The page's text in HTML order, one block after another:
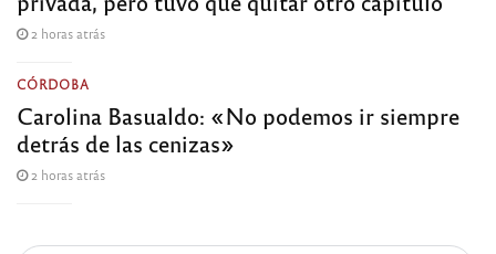
2 horas atrás
CÓRDOBA
Carolina Basualdo: «No podemos ir siempre
detrás de las cenizas»
2 horas atrás